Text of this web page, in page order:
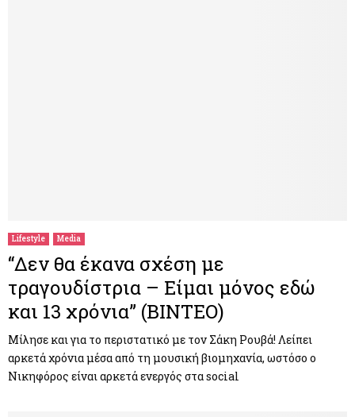
Lifestyle Media
“Δεν θα έκανα σχέση με
τραγουδίστρια – Είμαι μόνος εδώ
και 13 χρόνια” (ΒΙΝΤΕΟ)
Μίλησε και για το περιστατικό με τον Σάκη Ρουβά! Λείπει
αρκετά χρόνια μέσα από τη μουσική βιομηχανία, ωστόσο ο
Νικηφόρος είναι αρκετά ενεργός στα social